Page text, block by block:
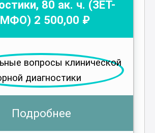
, 80 ак. ч. (ЗЕТ-
2 500,00 ₽
Подробнее